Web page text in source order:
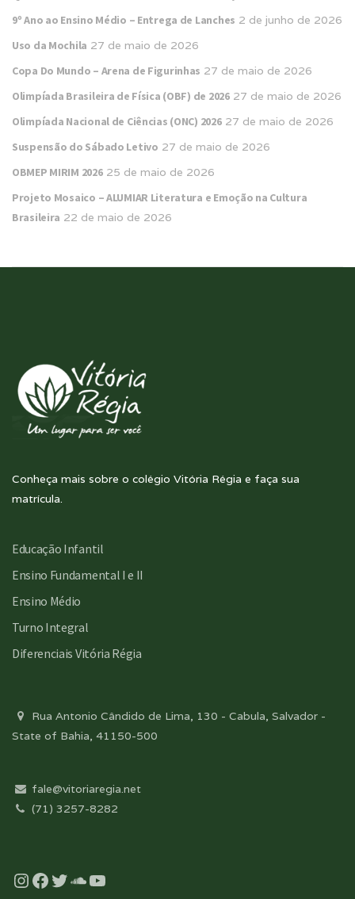
9º Ano ao Ensino Médio – Entrega de Lanches 2 de junho de 2026
Uso da Mochila 27 de maio de 2026
Copa Do Mundo – Arena de Figurinhas 27 de maio de 2026
Olimpíada Brasileira de Física (OBF) de 2026 27 de maio de 2026
Olimpíada Nacional de Ciências (ONC) 2026 27 de maio de 2026
Suspensão do Sábado Letivo 27 de maio de 2026
OBMEP MIRIM 2026 25 de maio de 2026
Projeto Mosaico – ALUMIAR Literatura e Emoção na Cultura
Brasileira 22 de maio de 2026
Conheça mais sobre o colégio Vitória Régia e faça sua
matrícula.
Educação Infantil
Ensino Fundamental I e II
Ensino Médio
Turno Integral
Diferenciais Vitória Régia
Rua Antonio Cândido de Lima, 130 - Cabula, Salvador -
State of Bahia, 41150-500
fale@vitoriaregia.net
(71) 3257-8282
Instagram
Facebook
Twitter
Soundcloud
YouTube